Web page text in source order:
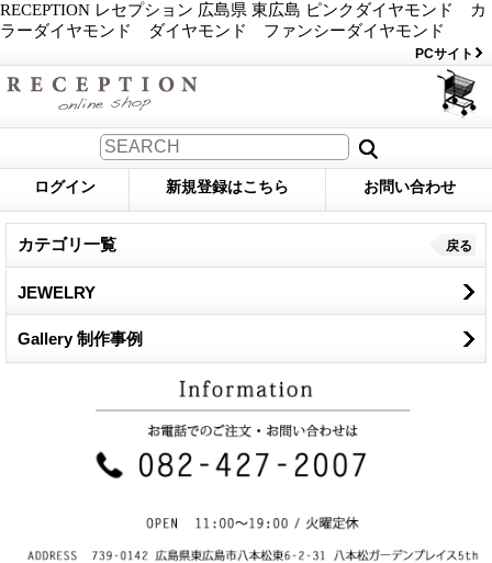
RECEPTION レセプション 広島県 東広島 ピンクダイヤモンド カ
ラーダイヤモンド ダイヤモンド ファンシーダイヤモンド
PCサイト
ログイン 新規登録はこちら お問い合わせ
カテゴリ一覧 戻る
JEWELRY
Gallery 制作事例